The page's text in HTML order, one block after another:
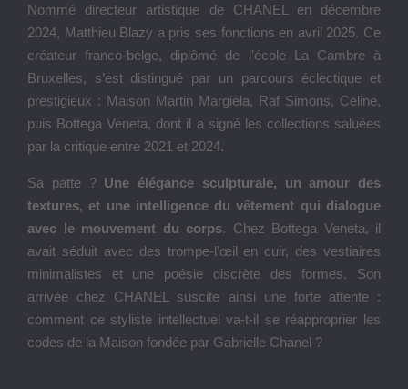
Nommé directeur artistique de CHANEL en décembre
2024, Matthieu Blazy a pris ses fonctions en avril 2025. Ce
créateur franco-belge, diplômé de l’école La Cambre à
Bruxelles, s’est distingué par un parcours éclectique et
prestigieux : Maison Martin Margiela, Raf Simons, Celine,
puis Bottega Veneta, dont il a signé les collections saluées
par la critique entre 2021 et 2024.
Sa patte ? Une élégance sculpturale, un amour des
textures, et une intelligence du vêtement qui dialogue
avec le mouvement du corps. Chez Bottega Veneta, il
avait séduit avec des trompe-l’œil en cuir, des vestiaires
minimalistes et une poésie discrète des formes. Son
arrivée chez CHANEL suscite ainsi une forte attente :
comment ce styliste intellectuel va-t-il se réapproprier les
codes de la Maison fondée par Gabrielle Chanel ?